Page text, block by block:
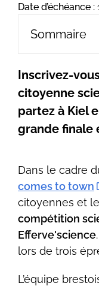
Date d’échéance :
Sommaire
Inscrivez-
citoyenne
partez à Kiel
grande finale
Dans le cadre
comes to town
citoyennes et
compétition
Efferve'science
lors de trois
L’équipe